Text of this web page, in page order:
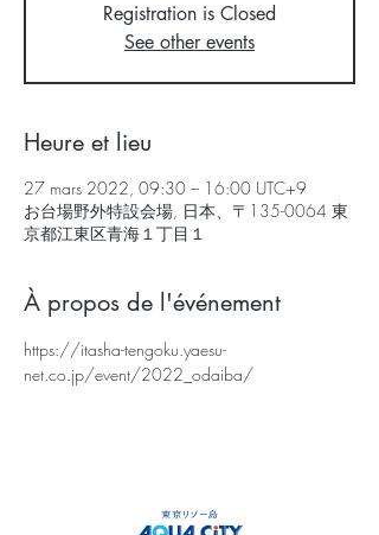
Registration is Closed
See other events
Heure et lieu
27 mars 2022, 09:30 – 16:00 UTC+9
お台場野外特設会場, 日本、〒135-0064 東
京都江東区青海１丁目１
À propos de l'événement
https://itasha-tengoku.yaesu-
net.co.jp/event/2022_odaiba/